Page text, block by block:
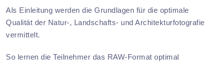
Als Einleitung werden die Grundlagen für die optimale
Qualität der Natur-, Landschafts- und Architekturfotografie
vermittelt.
So lernen die Teilnehmer das RAW-Format optimal